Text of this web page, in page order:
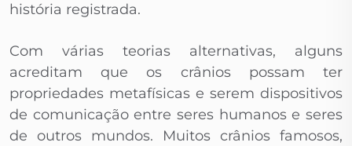
história registrada.
Com várias teorias alternativas, alguns
acreditam que os crânios possam ter
propriedades metafísicas e serem dispositivos
de comunicação entre seres humanos e seres
de outros mundos. Muitos crânios famosos,